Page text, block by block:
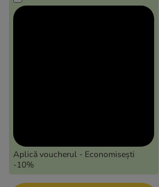
Aplică voucherul - Economisești
-10%